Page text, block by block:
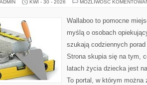
KWI - 30 - 2026 MOŻLIWOŚĆ
Wallaboo to pomocne
myślą o osobach
szukają codziennych
Strona skupia się na tym,
latach życia dziecka jest
To portal, w którym można